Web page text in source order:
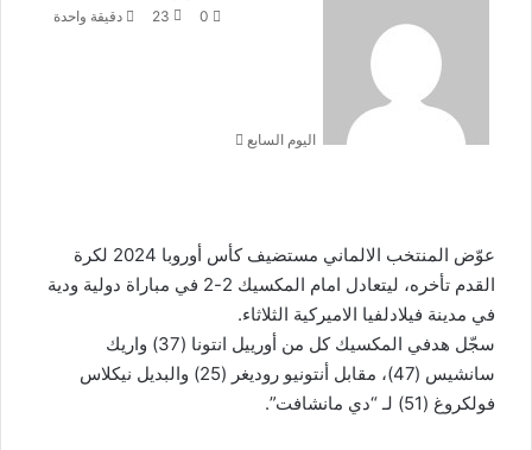
اليوم السابع
بريدا 0
23 دقيقة واحدة
عوّض المنتخب الالماني مستضيف كأس أوروبا 2024 لكرة
القدم تأخره، ليتعادل امام المكسيك 2-2 في مباراة دولية ودية
في مدينة فيلادلفيا الاميركية الثلاثاء.
سجّل هدفي المكسيك كل من أورييل انتونا (37) واريك
سانشيس (47)، مقابل أنتونيو روديغر (25) والبديل نيكلاس
فولكروغ (51) لـ “دي مانشافت”.